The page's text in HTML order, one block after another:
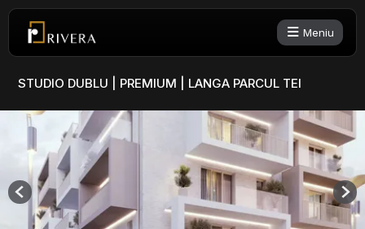
Meniu
STUDIO DUBLU | PREMIUM | LANGA PARCUL TEI
Previous